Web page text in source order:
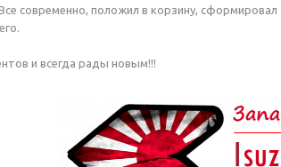
современно, положил в корзину,
и всегда рады новым!!!